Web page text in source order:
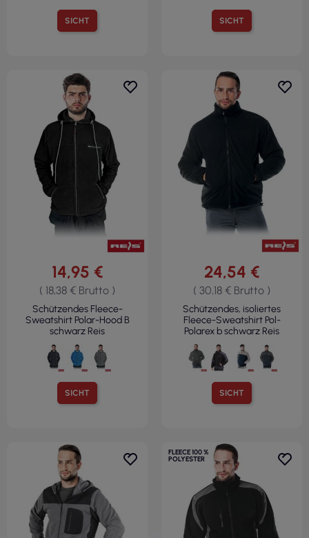
SICHT SICHT
SICHT
14,95 €
( 18,38 € Brutto )
Schützendes Fleece-
Sweatshirt Polar-Hood B
schwarz Reis
SICHT
24,54 €
( 30,18 € Brutto )
Schützendes, isoliertes
Fleece-Sweatshirt Pol-
Polarex b schwarz Reis
FLEECE 100 %
POLYESTER